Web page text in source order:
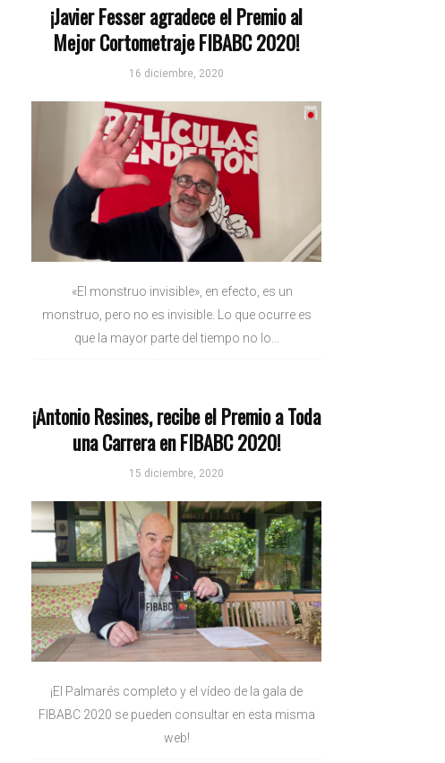
¡Javier Fesser agradece el Premio al
Mejor Cortometraje FIBABC 2020!
16 diciembre, 2020
«El monstruo invisible», en efecto, es un
monstruo, pero no es invisible. Lo que ocurre es
que la mayor parte del tiempo no lo...
¡Antonio Resines, recibe el Premio a Toda
una Carrera en FIBABC 2020!
15 diciembre, 2020
¡El Palmarés completo y el vídeo de la gala de
FIBABC 2020 se pueden consultar en esta misma
web!